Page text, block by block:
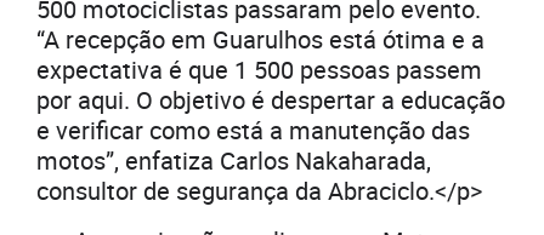
500 motociclistas passaram pelo evento.
“A recepção em Guarulhos está ótima e a
expectativa é que 1 500 pessoas passem
por aqui. O objetivo é despertar a educação
e verificar como está a manutenção das
motos”, enfatiza Carlos Nakaharada,
consultor de segurança da Abraciclo.</p>